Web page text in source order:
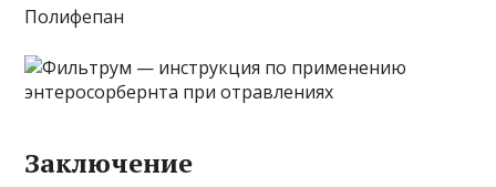
Полифепан
Заключение